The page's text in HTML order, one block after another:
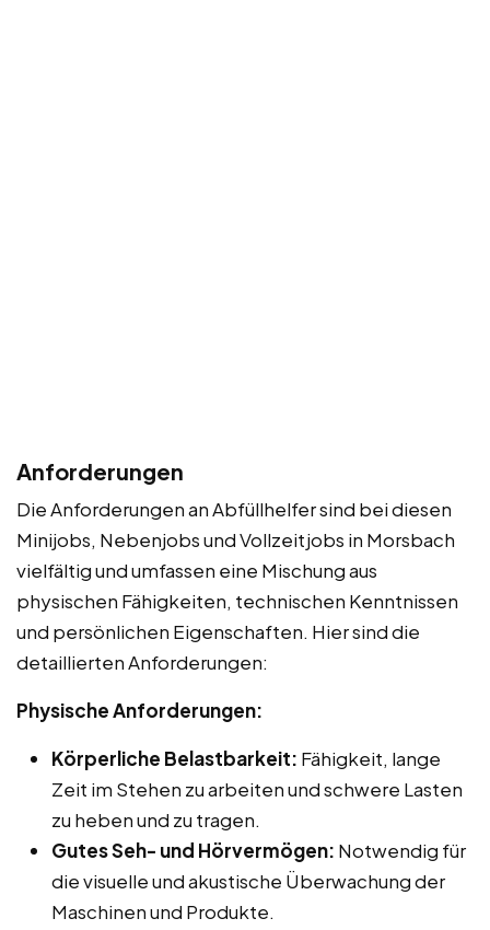
Anforderungen
Die Anforderungen an Abfüllhelfer sind bei diesen
Minijobs, Nebenjobs und Vollzeitjobs in Morsbach
vielfältig und umfassen eine Mischung aus
physischen Fähigkeiten, technischen Kenntnissen
und persönlichen Eigenschaften. Hier sind die
detaillierten Anforderungen:
Physische Anforderungen:
Körperliche Belastbarkeit: Fähigkeit, lange
Zeit im Stehen zu arbeiten und schwere Lasten
zu heben und zu tragen.
Gutes Seh- und Hörvermögen: Notwendig für
die visuelle und akustische Überwachung der
Maschinen und Produkte.